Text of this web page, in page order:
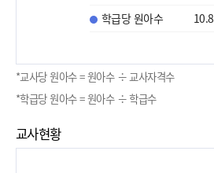
학급당 원아수
10.8
*교사당 원아수 = 원아수 ÷ 교사자격수
*학급당 원아수 = 원아수 ÷ 학급수
교사현황